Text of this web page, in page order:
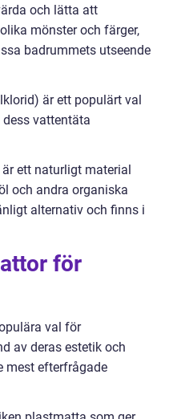
och lätta att
mönster och färger,
badrummets utseende
är ett populärt val
vattentäta
ett naturligt material
och andra organiska
alternativ och finns i
för
val för
av deras estetik och
mest efterfrågade